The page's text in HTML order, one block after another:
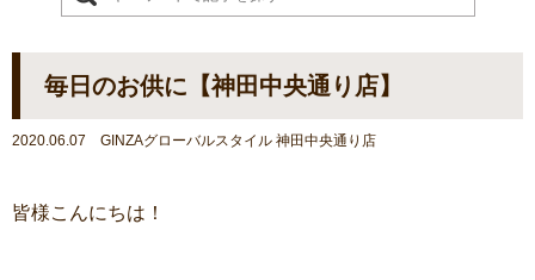
毎日のお供に【神田中央通り店】
2020.06.07 GINZAグローバルスタイル 神田中央通り店
皆様こんにちは！